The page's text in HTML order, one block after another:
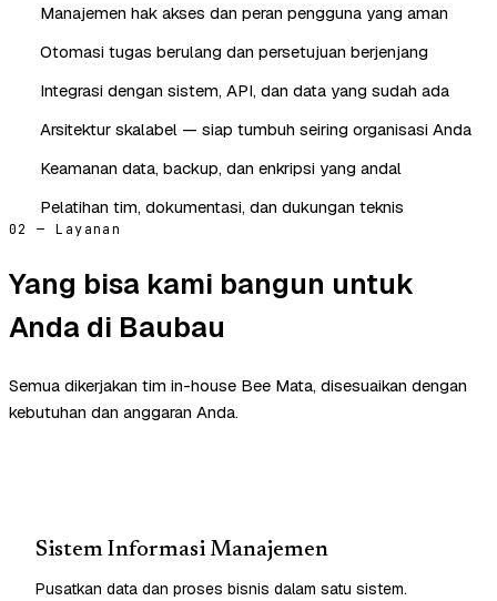
Manajemen hak akses dan peran pengguna yang aman
Otomasi tugas berulang dan persetujuan berjenjang
Integrasi dengan sistem, API, dan data yang sudah ada
Arsitektur skalabel — siap tumbuh seiring organisasi Anda
Keamanan data, backup, dan enkripsi yang andal
Pelatihan tim, dokumentasi, dan dukungan teknis
02 — Layanan
Yang bisa kami bangun untuk
Anda di Baubau
Semua dikerjakan tim in-house Bee Mata, disesuaikan dengan
kebutuhan dan anggaran Anda.
Sistem Informasi Manajemen
Pusatkan data dan proses bisnis dalam satu sistem.